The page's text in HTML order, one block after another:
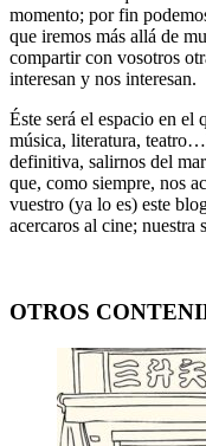
momento; por fin
que iremos más allá de
compartir con vosotros
interesan y nos interesan.
Éste será el espacio en el
música, literatura,
definitiva, salirnos del
que, como siempre, nos
vuestro (ya lo es) este
acercaros al cine; nuestra
OTROS